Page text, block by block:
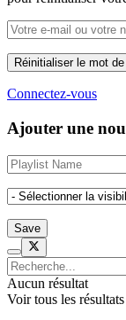
Connectez-vous
Ajouter une
Aucun résultat
Voir tous les résultats